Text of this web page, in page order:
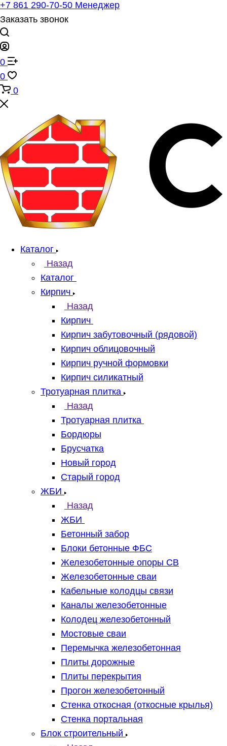
+7 861 290-70-50 Менеджер
Заказать звонок
0
0
0
Каталог
Назад
Каталог
Кирпич
Назад
Кирпич
Кирпич забутовочный (рядовой)
Кирпич облицовочный
Кирпич ручной формовки
Кирпич силикатный
Тротуарная плитка
Назад
Тротуарная плитка
Бордюры
Брусчатка
Новый город
Старый город
ЖБИ
Назад
ЖБИ
Бетонный забор
Блоки бетонные ФБС
Железобетонные опоры СВ
Железобетонные сваи
Кабельные колодцы связи
Каналы железобетонные
Колодец железобетонный
Мостовые сваи
Перемычка железобетонная
Плиты дорожные
Плиты перекрытия
Прогон железобетонный
Стенка откосная (откосные крылья)
Стенка портальная
Блок строительный